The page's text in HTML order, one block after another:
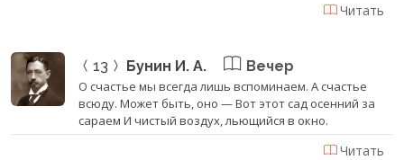
Читать
13 Бунин И. А. Вечер
О счастье мы всегда лишь вспоминаем. А счастье
всюду. Может быть, оно — Вот этот сад осенний за
сараем И чистый воздух, льющийся в окно.
Читать